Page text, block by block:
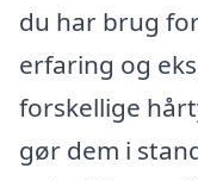
du har brug
erfaring og
forskellige
gør dem i